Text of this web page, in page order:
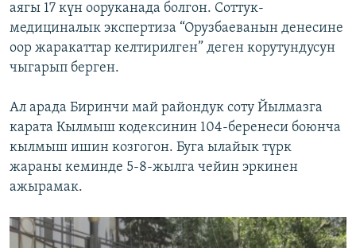
аягы 17 күн ооруканада болгон. Соттук-
медициналык экспертиза “Орузбаеванын денесине
оор жаракаттар келтирилген” деген корутундусун
чыгарып берген.
Ал арада Биринчи май райондук соту Йылмазга
карата Кылмыш кодексинин 104-беренеси боюнча
кылмыш ишин козгогон. Буга ылайык түрк
жараны кеминде 5-8-жылга чейин эркинен
ажырамак.